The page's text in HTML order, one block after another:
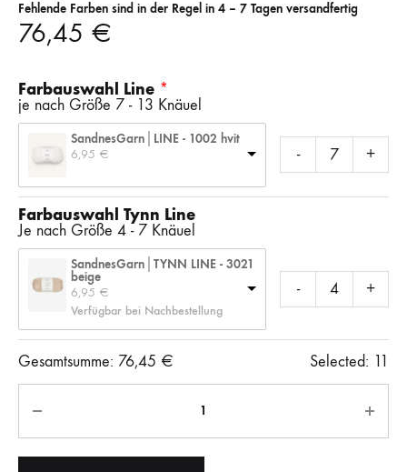
Fehlende Farben sind in der Regel in 4 – 7 Tagen versandfertig
76,45 €
Farbauswahl Line
je nach Größe 7 - 13 Knäuel
SandnesGarn│LINE - 1002 hvit
6,95 € - +
Farbauswahl Tynn Line
Je nach Größe 4 - 7 Knäuel
SandnesGarn│TYNN LINE - 3021
beige
6,95 €
Verfügbar bei Nachbestellung
- +
Gesamtsumme: 76,45 € Selected: 11